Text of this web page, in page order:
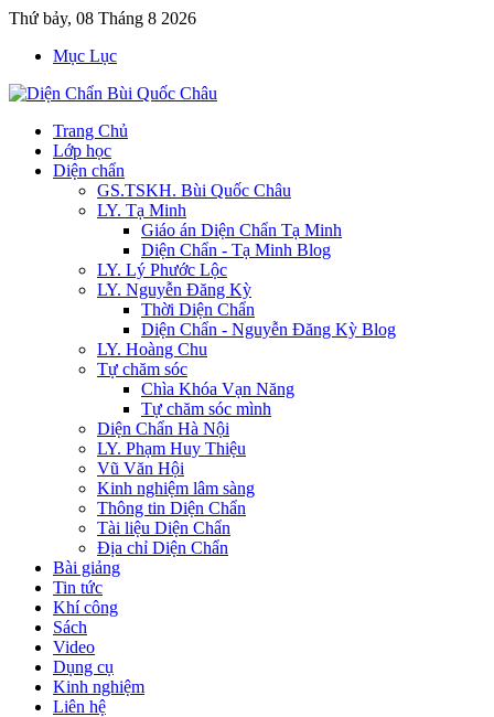
Thứ bảy, 08 Tháng 8 2026
Mục Lục
Trang Chủ
Lớp học
Diện chẩn
GS.TSKH. Bùi Quốc Châu
LY. Tạ Minh
Giáo án Diện Chẩn Tạ Minh
Diện Chẩn - Tạ Minh Blog
LY. Lý Phước Lộc
LY. Nguyễn Đăng Kỳ
Thời Diện Chẩn
Diện Chẩn - Nguyễn Đăng Kỳ Blog
LY. Hoàng Chu
Tự chăm sóc
Chìa Khóa Vạn Năng
Tự chăm sóc mình
Diện Chẩn Hà Nội
LY. Phạm Huy Thiệu
Vũ Văn Hội
Kinh nghiệm lâm sàng
Thông tin Diện Chẩn
Tài liệu Diện Chẩn
Địa chỉ Diện Chẩn
Bài giảng
Tin tức
Khí công
Sách
Video
Dụng cụ
Kinh nghiệm
Liên hệ